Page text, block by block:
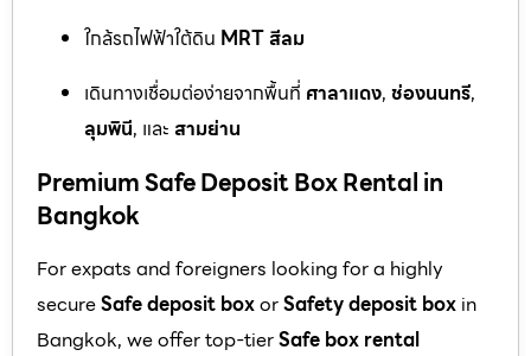
ใกล้รถไฟฟ้าใต้ดิน MRT สีลม
เดินทางเชื่อมต่อง่ายจากพื้นที่ ศาลาแดง, ช่องนนทรี,
ลุมพินี, และ สามย่าน
Premium Safe Deposit Box Rental in
Bangkok
For expats and foreigners looking for a highly
secureSafe deposit boxorSafety deposit box in
Bangkok, we offer top-tierSafe box rental